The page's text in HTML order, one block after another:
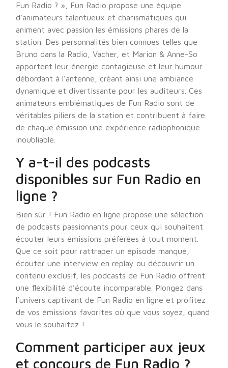
Fun Radio ? », Fun Radio propose une équipe
d’animateurs talentueux et charismatiques qui
animent avec passion les émissions phares de la
station. Des personnalités bien connues telles que
Bruno dans la Radio, Vacher, et Marion & Anne-So
apportent leur énergie contagieuse et leur humour
débordant à l’antenne, créant ainsi une ambiance
dynamique et divertissante pour les auditeurs. Ces
animateurs emblématiques de Fun Radio sont de
véritables piliers de la station et contribuent à faire
de chaque émission une expérience radiophonique
inoubliable.
Y a-t-il des podcasts
disponibles sur Fun Radio en
ligne ?
Bien sûr ! Fun Radio en ligne propose une sélection
de podcasts passionnants pour ceux qui souhaitent
écouter leurs émissions préférées à tout moment.
Que ce soit pour rattraper un épisode manqué,
écouter une interview en replay ou découvrir un
contenu exclusif, les podcasts de Fun Radio offrent
une flexibilité d’écoute incomparable. Plongez dans
l’univers captivant de Fun Radio en ligne et profitez
de vos émissions favorites où que vous soyez, quand
vous le souhaitez !
Comment participer aux jeux
et concours de Fun Radio ?